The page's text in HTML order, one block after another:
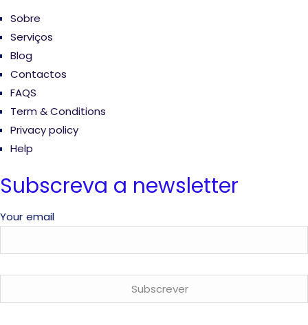
Sobre
Serviços
Blog
Contactos
FAQS
Term & Conditions
Privacy policy
Help
Subscreva a newsletter
Your email